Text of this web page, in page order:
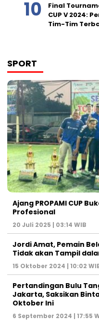
Final
CUP V 2024:
Tim-Tim
SPORT
Ajang PROPAMI CUP
Profesional
20 Juli 2025 | 03:14 WIB
Jordi Amat, Pemain
Tidak akan Tampil
15 Oktober 2024 | 10:02
Pertandingan Bulu
Jakarta, Saksikan
Oktober Ini
6 September 2024 | 17:55